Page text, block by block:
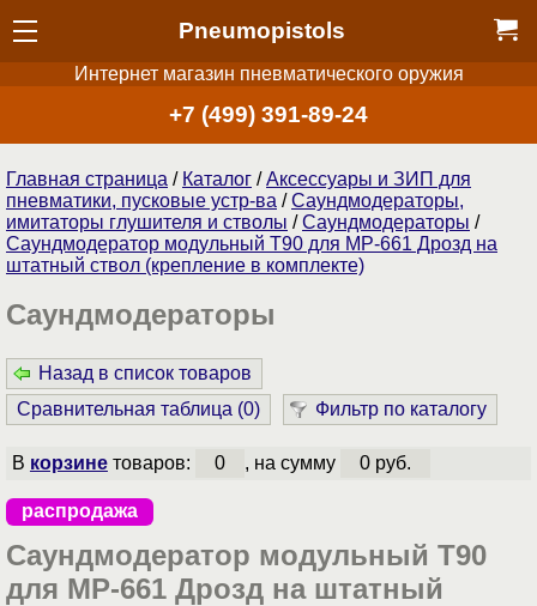
Pneumopistols
Интернет магазин пневматического оружия
+7 (499) 391-89-24
Главная страница / Каталог /Аксессуары и ЗИП для
пневматики, пусковые устр-ва /Саундмодераторы,
имитаторы глушителя и стволы /Саундмодераторы /
Саундмодератор модульный T90 для МР-661 Дрозд на
штатный ствол (крепление в комплекте)
Саундмодераторы
Назад в список товаров
Сравнительная таблица (0) Фильтр по каталогу
В корзинетоваров: 0 , на сумму 0 руб.
распродажа
Саундмодератор модульный T90
для МР-661 Дрозд на штатный